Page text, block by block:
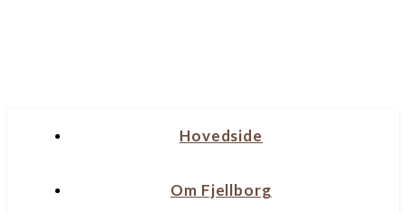
Hovedside
Om Fjellborg